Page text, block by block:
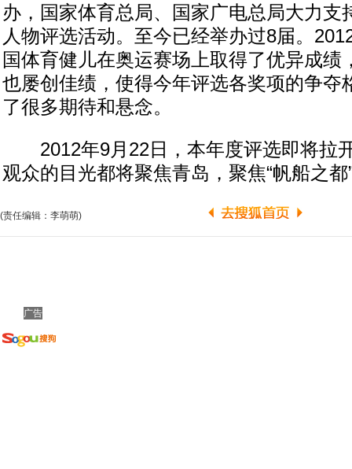
办，国家体育总局、国家广电总局大力支
人物评选活动。至今已经举办过8届。
国体育健儿在奥运赛场上取得了优异成绩
也屡创佳绩，使得今年评选各奖项的争夺
了很多期待和悬念。
2012年9月22日，本年度评选即将拉
观众的目光都将聚焦青岛，聚焦“帆船之都
(责任编辑：李萌萌)
广告